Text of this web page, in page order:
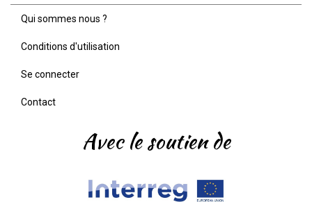
Menu
de
page
Qui sommes nous ?
Conditions d'utilisation
Se connecter
Contact
Avec le soutien de